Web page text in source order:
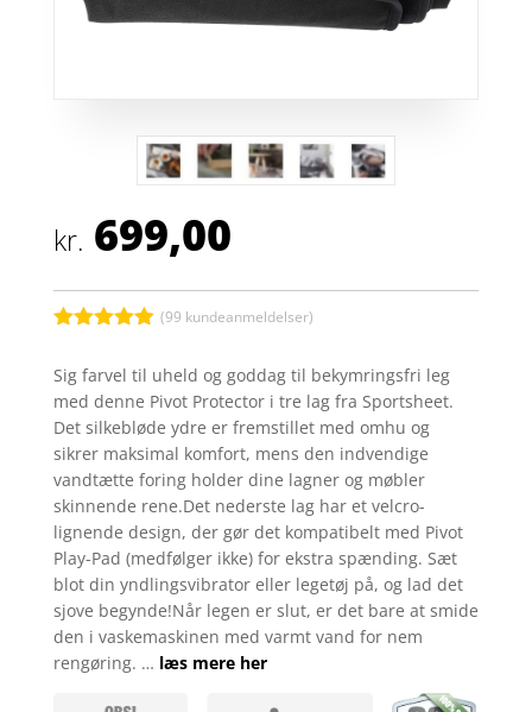
kr. 699,00
ud af 5
baseret på
kundebedøm
melser
(99 kundeanmeldelser)
Sig farvel til uheld og goddag til bekymringsfri leg
med denne Pivot Protector i tre lag fra Sportsheet.
Det silkebløde ydre er fremstillet med omhu og
sikrer maksimal komfort, mens den indvendige
vandtætte foring holder dine lagner og møbler
skinnende rene.Det nederste lag har et velcro-
lignende design, der gør det kompatibelt med Pivot
Play-Pad (medfølger ikke) for ekstra spænding. Sæt
blot din yndlingsvibrator eller legetøj på, og lad det
sjove begynde!Når legen er slut, er det bare at smide
den i vaskemaskinen med varmt vand for nem
rengøring. … læs mere her